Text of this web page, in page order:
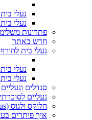
נעלי
נעלי
פתרונות
חדש באתר
נעלי בית
נעלי
נעלי
סנדלים
נעליים
הלוקס ולגוס (hallux valgus)
איך פותרים